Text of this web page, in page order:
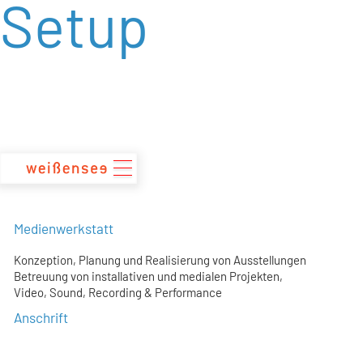
zum
Inhalt
Setup
Medienwerkstatt
Konzeption, Planung und Realisierung von Ausstellungen
Betreuung von installativen und medialen Projekten,
Video, Sound, Recording & Performance
Anschrift